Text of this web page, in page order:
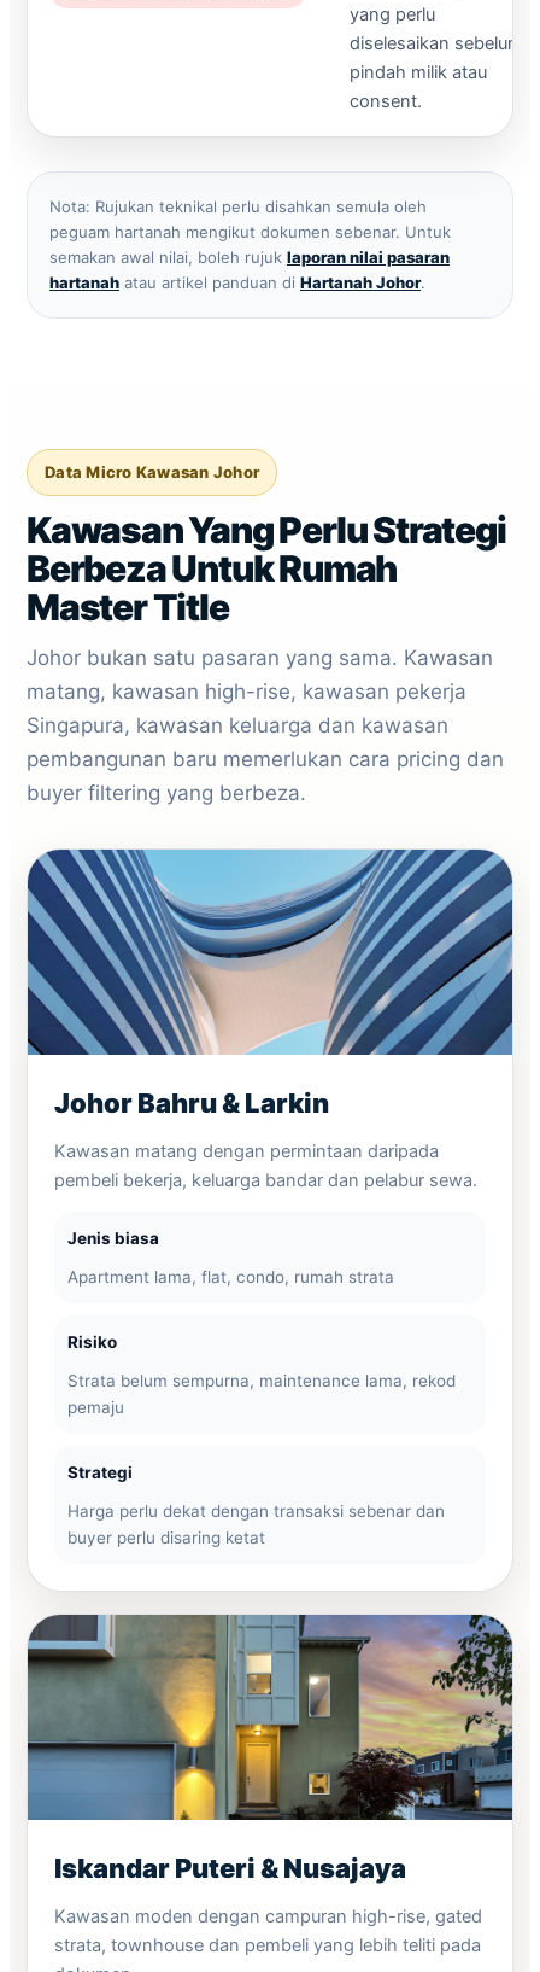
yang perlu
diselesaikan sebelum
pindah milik atau
consent.
Nota: Rujukan teknikal perlu disahkan semula oleh
peguam hartanah mengikut dokumen sebenar. Untuk
semakan awal nilai, boleh rujuk laporan nilai pasaran
hartanah atau artikel panduan di Hartanah Johor.
Data Micro Kawasan Johor
Kawasan Yang Perlu Strategi
Berbeza Untuk Rumah
Master Title
Johor bukan satu pasaran yang sama. Kawasan
matang, kawasan high-rise, kawasan pekerja
Singapura, kawasan keluarga dan kawasan
pembangunan baru memerlukan cara pricing dan
buyer filtering yang berbeza.
Johor Bahru & Larkin
Kawasan matang dengan permintaan daripada
pembeli bekerja, keluarga bandar dan pelabur sewa.
Jenis biasa
Apartment lama, flat, condo, rumah strata
Risiko
Strata belum sempurna, maintenance lama, rekod
pemaju
Strategi
Harga perlu dekat dengan transaksi sebenar dan
buyer perlu disaring ketat
Iskandar Puteri & Nusajaya
Kawasan moden dengan campuran high-rise, gated
strata, townhouse dan pembeli yang lebih teliti pada